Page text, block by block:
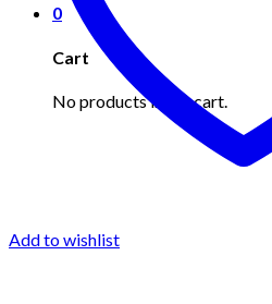
0
Cart
No products in the cart.
Add to wishlist